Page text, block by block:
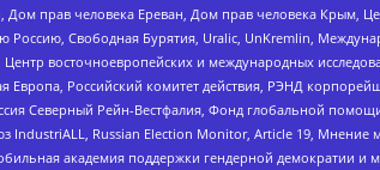
прав человека Ереван, Дом прав человека Крым,
Россию, Свободная Бурятия, Uralic, UnKremlin,
восточноевропейских и международных
Европа, Российский комитет действия, РЭНД
Северный Рейн-Вестфалия, Фонд глобальной
IndustriALL, Russian Election Monitor, Article 19,
академия поддержки гендерной демократии